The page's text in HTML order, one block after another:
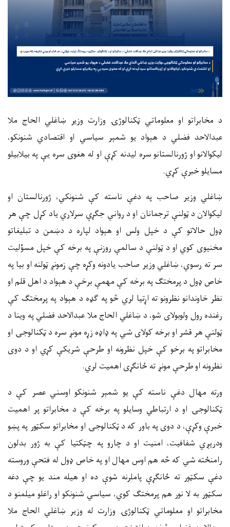
د مخابراتو او معلوماتي ټکنالوژۍ وزارت وزیر ښاغلي الحاج ملا
عبدالاحد فضلي د هېواد یو شمېر سیاسي او اقتصادي شنونکو،
لیکوالانو او ژورنالستانو سره لیدنه کړې او له هغوی سره یې په بیلابیلو
مسایلو خبرې کړي.
ښاغلي وزیر صاحب په دغې ناسته کې شنونکي، ژورنالستان او
لیکوالان د ټولنې ترجمانان او د رواني جګړې سرلاري یاد کړل چې هر
ډول حالاتو کې د خپل ولس او هېواد لپاره د دښمن د تبلیغاتو
مخنیوی کوي او د ټولنې د سالمې روزنې په برخه کې خپل مسؤلیت
سر ته رسوي، ښاغلي وزیر صاحب یادونه وکړه چې زمونږ ټولنه او بیا په
خاص ډول د پرمختګ په برخه کې مهمې برخې د هېواد د اهل قلم او
نظر خاوندانو نظرونو ته اړتیا لري څو په ګډه د هېواد په پرمختګ کې
رغنده رول ولوبولای شو، د ښاغلي الحاج ملا عبدالاحد فضلي په وینا د
ټولنې هر قشر او برخه کولای شي په ډاډه زړه مونږ سره د ټکنالوجۍ او
مخابراتو په برخو کې خپل نظرونه او طرحې شریکې کړي او د دوی
نظرونه او طرحې مونږ ته ځانګړی اهمیت لري.
ورته مهال دغې ناسته کې یو شمېر شنونکو اوسني عصر کې د
ټکنالوجۍ او د ارتباطي وسایلو په برخه کې د مخابراتو پر اهمیت
خبرې وکړې، د دوی په باور که د ټکنالوجۍ او مخابراتو سکټور په پښو
ودرېږي شفافیت، امنیت او د چارو په چټکتیا کې به ژور بدلون
رامنځته شي که څه هم اوس مهال او په خاص ډول له فتحې وروسته
دغې سکټور ته ځانګړې پاملرنه شوې ده او هیله مند یو چې دغه
سکټور به لا نور هم پرمختګ کوي، سیاسي شنونکو او راغلو میلمنو د
مخابراتو او معلوماتي ټکنالوژۍ وزارت له وزیر ښاغلي الحاج ملا